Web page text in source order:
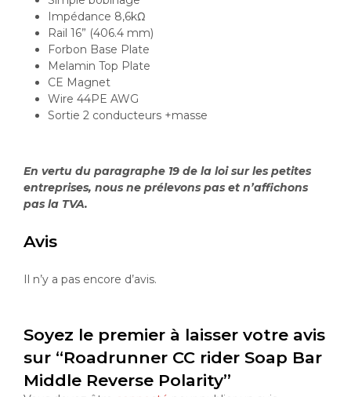
Impédance 8,6kΩ
Rail 16” (406.4 mm)
Forbon Base Plate
Melamin Top Plate
CE Magnet
Wire 44PE AWG
Sortie 2 conducteurs +masse
En vertu du paragraphe 19 de la loi sur les petites
entreprises, nous ne prélevons pas et n’affichons
pas la TVA.
Avis
Il n’y a pas encore d’avis.
Soyez le premier à laisser votre avis
sur “Roadrunner CC rider Soap Bar
Middle Reverse Polarity”